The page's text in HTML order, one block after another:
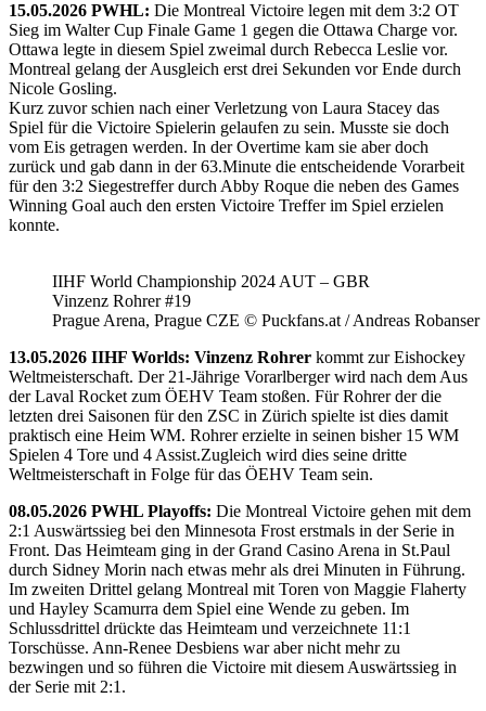
15.05.2026 PWHL: Die Montreal Victoire legen mit dem 3:2 OT
Sieg im Walter Cup Finale Game 1 gegen die Ottawa Charge vor.
Ottawa legte in diesem Spiel zweimal durch Rebecca Leslie vor.
Montreal gelang der Ausgleich erst drei Sekunden vor Ende durch
Nicole Gosling.
Kurz zuvor schien nach einer Verletzung von Laura Stacey das
Spiel für die Victoire Spielerin gelaufen zu sein. Musste sie doch
vom Eis getragen werden. In der Overtime kam sie aber doch
zurück und gab dann in der 63.Minute die entscheidende Vorarbeit
für den 3:2 Siegestreffer durch Abby Roque die neben des Games
Winning Goal auch den ersten Victoire Treffer im Spiel erzielen
konnte.
IIHF World Championship 2024 AUT – GBR
Vinzenz Rohrer #19
Prague Arena, Prague CZE © Puckfans.at / Andreas Robanser
13.05.2026 IIHF Worlds: Vinzenz Rohrer kommt zur Eishockey
Weltmeisterschaft. Der 21-Jährige Vorarlberger wird nach dem Aus
der Laval Rocket zum ÖEHV Team stoßen. Für Rohrer der die
letzten drei Saisonen für den ZSC in Zürich spielte ist dies damit
praktisch eine Heim WM. Rohrer erzielte in seinen bisher 15 WM
Spielen 4 Tore und 4 Assist.Zugleich wird dies seine dritte
Weltmeisterschaft in Folge für das ÖEHV Team sein.
08.05.2026 PWHL Playoffs: Die Montreal Victoire gehen mit dem
2:1 Auswärtssieg bei den Minnesota Frost erstmals in der Serie in
Front. Das Heimteam ging in der Grand Casino Arena in St.Paul
durch Sidney Morin nach etwas mehr als drei Minuten in Führung.
Im zweiten Drittel gelang Montreal mit Toren von Maggie Flaherty
und Hayley Scamurra dem Spiel eine Wende zu geben. Im
Schlussdrittel drückte das Heimteam und verzeichnete 11:1
Torschüsse. Ann-Renee Desbiens war aber nicht mehr zu
bezwingen und so führen die Victoire mit diesem Auswärtssieg in
der Serie mit 2:1.